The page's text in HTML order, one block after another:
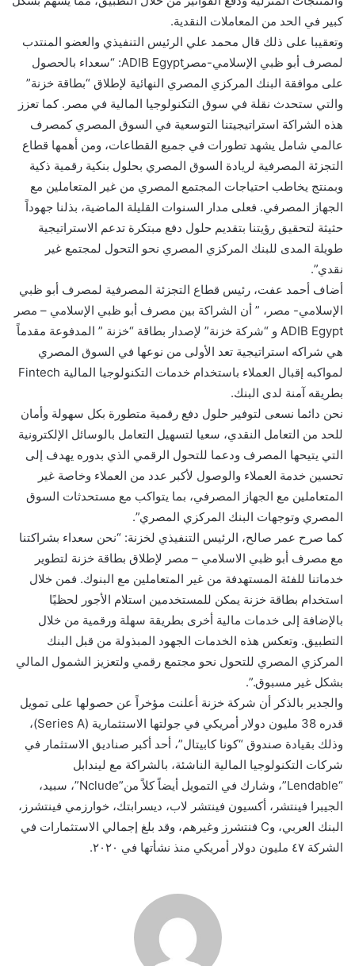
كبير في الحد من المعاملات النقدية.
وتعقيبا على ذلك قال محمد علي الرئيس التنفيذي والعضو المنتدب
لمصرف أبو ظبي الإسلامي-مصرADIB Egypt: “سعداء بالحصول
على موافقة البنك المركزي المصري النهائية لإطلاق “بطاقة خزنة”
والتي ستحدث نقلة في سوق التكنولوجيا المالية في مصر. كما تعزز
هذه الشراكة استراتيجيتنا التوسعية في السوق المصري كمصرف
عالمي شامل يشهد تطورات في جميع القطاعات، ومن أهمها قطاع
التجزئة المصرفية لريادة السوق المصري بحلول بنكية رقمية ذكية
وبمنتج يخاطب احتياجات المجتمع المصري من غير المتعاملين مع
الجهاز المصرفي. فعلى مدار السنوات القليلة الماضية، بذلنا جهوداً
حثيثة لتحقيق رؤيتنا بتقديم حلول دفع مبتكرة تدعم الاستراتيجية
طويلة المدى للبنك المركزي المصري نحو التحول لمجتمع غير
نقدي”.
أضاف أحمد عفت، رئيس قطاع التجزئة المصرفية لمصرف أبو ظبي
الإسلامي- مصر، ” أن الشراكة بين مصرف أبو ظبي الإسلامي – مصر
ADIB Egypt و “شركة خزنة” لإصدار بطاقة “خزنة ” المدفوعة مقدماً
هي شراكه استراتيجية تعد الأولى من نوعها في السوق المصري
لمواكبه إقبال العملاء باستخدام خدمات التكنولوجيا المالية Fintech
بطريقه آمنة لدى البنك.
نحن دائما نسعى لتوفير حلول دفع رقمية متطورة بكل سهولة وأمان
للحد من التعامل النقدي، سعيا لتسهيل التعامل بالوسائل الإلكترونية
التي يتيحها المصرف ودعما للتحول الرقمي الذي بدوره يهدف إلى
تحسين خدمة العملاء والوصول لأكبر عدد من العملاء وخاصة غير
المتعاملين مع الجهاز المصرفي، بما يتواكب مع مستحدثات السوق
المصري وتوجهات البنك المركزي المصري”.
كما صرح عمر صالح، الرئيس التنفيذي لخزنة: “نحن سعداء بشراكتنا
مع مصرف أبو ظبي الاسلامي – مصر لإطلاق بطاقة خزنة لتطوير
خدماتنا للفئة المستهدفة من غير المتعاملين مع البنوك. فمن خلال
استخدام بطاقة خزنة يمكن للمستخدمين استلام الأجور لحظيًا
بالإضافة إلى خدمات مالية أخرى بطريقة سهلة ورقمية من خلال
التطبيق. وتعكس هذه الخدمات الجهود المبذولة من قبل البنك
المركزي المصري للتحول نحو مجتمع رقمي ولتعزيز الشمول المالي
بشكل غير مسبوق.”.
والجدير بالذكر أن شركة خزنة أعلنت مؤخراً عن حصولها على تمويل
قدره 38 مليون دولار أمريكي في جولتها الاستثمارية (Series A)،
وذلك بقيادة صندوق “كونا كابيتال”، أحد أكبر صناديق الاستثمار في
شركات التكنولوجيا المالية الناشئة، بالشراكة مع ليندابل
“Lendable”، وشارك في التمويل أيضاً كلاً من”Nclude”، سبيد،
الجيبرا فينتشر، أكسيون فينتشر لاب، ديسرابتك، خوارزمي فينتشرز،
البنك العربي، وC فنتشرز وغيرهم، وقد بلغ إجمالي الاستثمارات في
الشركة ٤٧ مليون دولار أمريكي منذ نشأتها في ٢٠٢٠.